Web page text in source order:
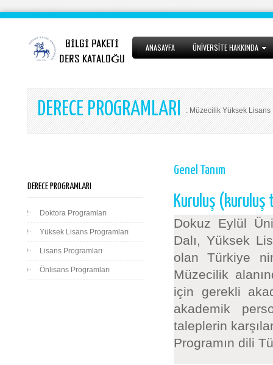
ANASAYFA ÜNİVERSİTE HAKKINDA
DERECE PROGRAMLARI : Müzecilik Yüksek Lisans
DERECE PROGRAMLARI
Doktora Programları
Yüksek Lisans Programları
Lisans Programları
Önlisans Programları
Genel Tanım
Kuruluş (kuruluş
Dokuz Eylül
Dalı, Yüksek
olan Türkiye
Müzecilik
için gerekli
akademik
taleplerin
Programın dili